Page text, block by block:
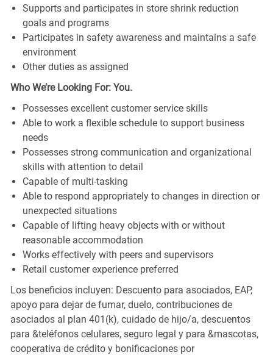
Supports and participates in store shrink reduction
goals and programs
Participates in safety awareness and maintains a safe
environment
Other duties as assigned
Who We’re Looking For: You.
Possesses excellent customer service skills
Able to work a flexible schedule to support business
needs
Possesses strong communication and organizational
skills with attention to detail
Capable of multi-tasking
Able to respond appropriately to changes in direction or
unexpected situations
Capable of lifting heavy objects with or without
reasonable accommodation
Works effectively with peers and supervisors
Retail customer experience preferred
Los beneficios incluyen: Descuento para asociados, EAP,
apoyo para dejar de fumar, duelo, contribuciones de
asociados al plan 401(k), cuidado de hijo/a, descuentos
para &teléfonos celulares, seguro legal y para &mascotas,
cooperativa de crédito y bonificaciones por